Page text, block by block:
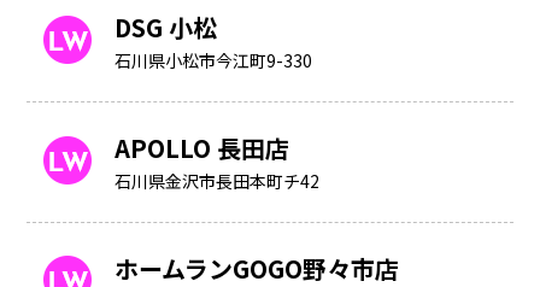
HOME
DSG 小松
石川県小松市今江町9-330
APOLLO 長田店
石川県金沢市長田本町チ42
ホームランGOGO野々市店